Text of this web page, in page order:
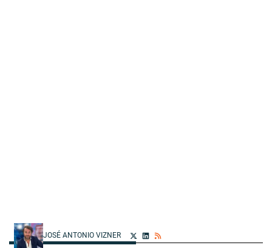
JOSÉ ANTONIO VIZNER